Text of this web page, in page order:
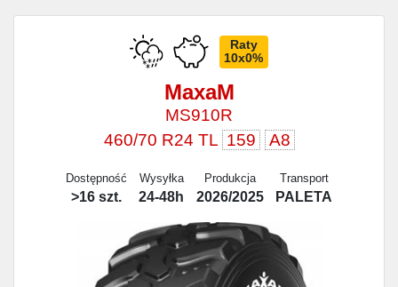
Raty
10x0%
MaxaM
MS910R
460/70 R24 TL 159 A8
Dostępność
>16 szt.
Wysyłka
24-48h
Produkcja
2026/2025
Transport
PALETA